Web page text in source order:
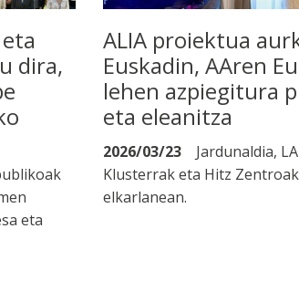
dira,
eta
ALIA proiektua
Euskadin, AAren
lehen azpiegitura
eta eleanitza
2026/03/23
Jardunaldia,
Klusterrak eta Hitz
elkarlanean.